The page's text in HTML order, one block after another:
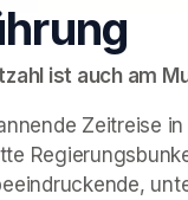
ist auch am
Zeitreise